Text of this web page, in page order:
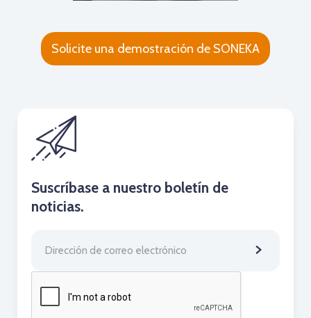
Solicite una demostración de SONEKA
Suscríbase a nuestro boletín de
noticias.